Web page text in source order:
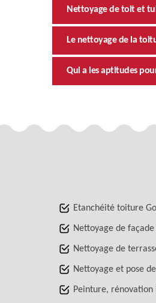
Nettoyage de toit et
Le nettoyage de la
Qui a les aptitudes
Etanchéité toiture
Nettoyage de
Nettoyage de
Nettoyage et pose
Peinture,